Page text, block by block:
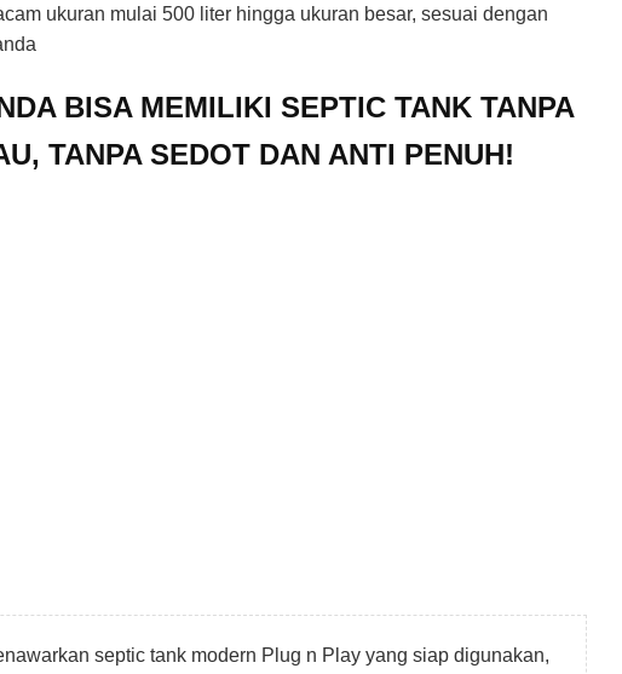
ukuran mulai 500 liter hingga ukuran besar, sesuai dengan
BISA MEMILIKI SEPTIC TANK TANPA
TANPA SEDOT DAN ANTI PENUH!
septic tank modern Plug n Play yang siap digunakan,